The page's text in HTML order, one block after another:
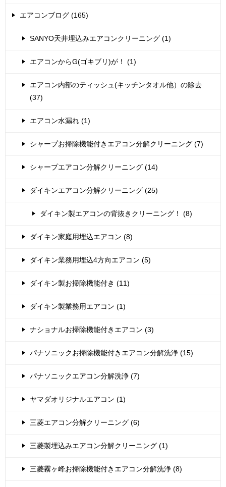
エアコンブログ (165)
SANYO天井埋込みエアコンクリーニング (1)
エアコンからG(ゴキブリ)が！ (1)
エアコン内部のティッシュ(キッチンタオル他）の除去
(37)
エアコン水漏れ (1)
シャープお掃除機能付きエアコン分解クリーニング (7)
シャープエアコン分解クリーニング (14)
ダイキンエアコン分解クリーニング (25)
ダイキン製エアコンの背抜きクリーニング！ (8)
ダイキン家庭用埋込エアコン (8)
ダイキン業務用埋込4方向エアコン (5)
ダイキン製お掃除機能付き (11)
ダイキン製業務用エアコン (1)
ナショナルお掃除機能付きエアコン (3)
パナソニックお掃除機能付きエアコン分解洗浄 (15)
パナソニックエアコン分解洗浄 (7)
ヤマダオリジナルエアコン (1)
三菱エアコン分解クリーニング (6)
三菱製埋込みエアコン分解クリーニング (1)
三菱霧ヶ峰お掃除機能付きエアコン分解洗浄 (8)